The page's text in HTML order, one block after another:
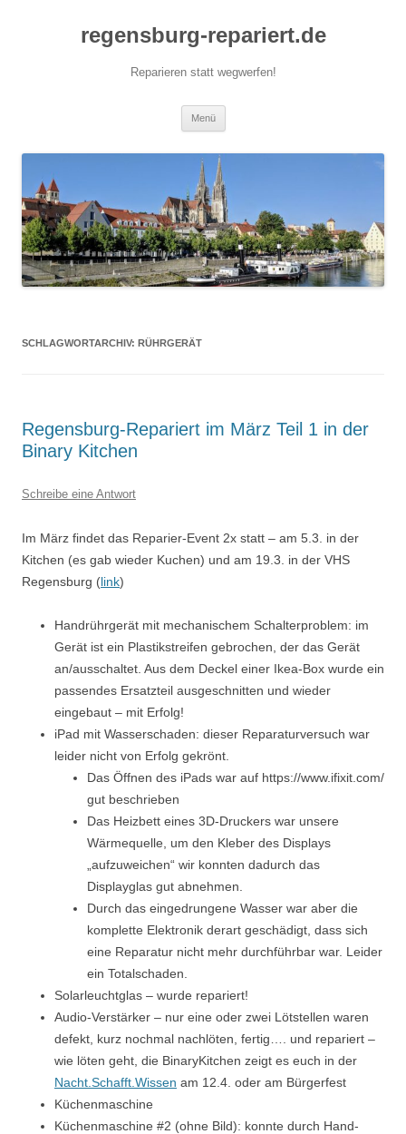
regensburg-repariert.de
Reparieren statt wegwerfen!
Menü
SCHLAGWORTARCHIV: RÜHRGERÄT
Regensburg-Repariert im März Teil 1 in der
Binary Kitchen
Schreibe eine Antwort
Im März findet das Reparier-Event 2x statt – am 5.3. in der
Kitchen (es gab wieder Kuchen) und am 19.3. in der VHS
Regensburg (link)
Handrührgerät mit mechanischem Schalterproblem: im
Gerät ist ein Plastikstreifen gebrochen, der das Gerät
an/ausschaltet. Aus dem Deckel einer Ikea-Box wurde ein
passendes Ersatzteil ausgeschnitten und wieder
eingebaut – mit Erfolg!
iPad mit Wasserschaden: dieser Reparaturversuch war
leider nicht von Erfolg gekrönt.
Das Öffnen des iPads war auf https://www.ifixit.com/
gut beschrieben
Das Heizbett eines 3D-Druckers war unsere
Wärmequelle, um den Kleber des Displays
„aufzuweichen“ wir konnten dadurch das
Displayglas gut abnehmen.
Durch das eingedrungene Wasser war aber die
komplette Elektronik derart geschädigt, dass sich
eine Reparatur nicht mehr durchführbar war. Leider
ein Totalschaden.
Solarleuchtglas – wurde repariert!
Audio-Verstärker – nur eine oder zwei Lötstellen waren
defekt, kurz nochmal nachlöten, fertig…. und repariert –
wie löten geht, die BinaryKitchen zeigt es euch in der
Nacht.Schafft.Wissen am 12.4. oder am Bürgerfest
Küchenmaschine
Küchenmaschine #2 (ohne Bild): konnte durch Hand-